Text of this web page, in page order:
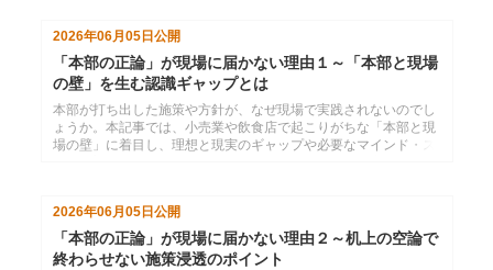
2026年06月05日公開
「本部の正論」が現場に届かない理由１～「本部と現場
の壁」を生む認識ギャップとは
本部が打ち出した施策や方針が、なぜ現場で実践されないのでし
ょうか。本記事では、小売業や飲食店で起こりがちな「本部と現
場の壁」に着目し、理想と現実のギャップや必要なマインド・ス
2026年06月05日 公開
「本部の正論」が現場に届かない理由２～机上の空論で
終わらせない施策浸透のポイント